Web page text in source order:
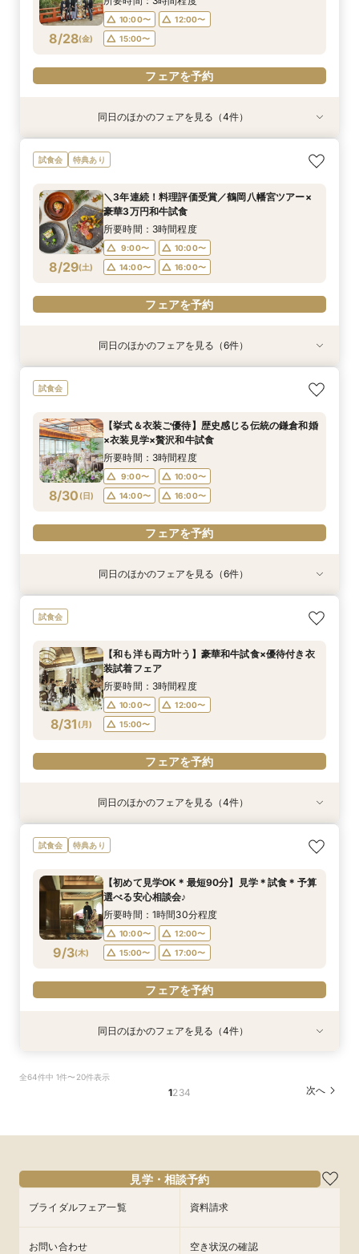
フェアを予約
フェアを予約
フェアを予約
フェアを予約
8/28(金)
10:00〜
12:00〜
15:00〜
フェアを予約
特典あり
8/28(金)
【初めて見学OK＊最短90分】見学＊試食＊予算
選べる安心相談会♪
10:00〜
12:00〜
15:00〜
17:00〜
フェアを予約
特典あり
8/28(金)
【和も洋も両方叶う】豪華和牛試食×優待付き衣
裳見学フェア
10:00〜
12:00〜
15:00〜
フェアを予約
8/28(金)
【タイパ重視！60分で完結◎】オンラインで会
場案内＆相談会
10:00〜
12:00〜
15:00〜
17:00〜
フェアを予約
特典あり
8/28(金)
【八幡宮＆KOTOWAが第一希望の方必見！】特
別ご優待フェア
10:00〜
12:00〜
15:00〜
フェアを予約
同日のほかのフェアを見る（4件）
試食会 特典あり
8/29(土)
＼3年連続！料理評価受賞／鶴岡八幡宮ツアー×
豪華3万円和牛試食
所要時間：3時間程度
9:00〜
10:00〜
14:00〜
16:00〜
フェアを予約
特典あり
8/29(土)
【6名～30名の少人数婚】挙式＆会食Newプラ
9:00〜
10:00〜
14:00〜
16:00〜
フェアを予約
8/29(土)
【和も洋も両方叶う】豪華和牛試食×優待付き衣
9:00〜
10:00〜
14:00〜
16:00〜
フェアを予約
特典あり
8/29(土)
【八幡宮＆KOTOWAが第一希望の方必見！】特
9:00〜
10:00〜
14:00〜
16:00〜
フェアを予約
特典あり
8/29(土)
【初めての見学にオススメ】安心和婚相談×贅沢
9:00〜
10:00〜
14:00〜
16:00〜
フェアを予約
特典あり
8/29(土)
【気軽に90分】見学＊試食＊見積もり等選べる
9:00〜
10:00〜
14:00〜
16:00〜
フェアを予約
8/29(土)
【タイパ重視！60分で完結◎】オンラインで会
9:30〜
10:00〜
14:00〜
16:00〜
フェアを予約
同日のほかのフェアを見る（6件）
試食会
8/30 (日)
【挙式＆衣装ご優待】歴史感じる伝統の鎌倉和婚
×衣装見学×贅沢和牛試食
所要時間：3時間程度
9:00〜
10:00〜
14:00〜
16:00〜
フェアを予約
特典あり
8/30(日)
【初めての見学にオススメ】安心和婚相談×贅沢
9:00〜
14:00〜
16:00〜
フェアを予約
8/30(日)
【6名～30名の少人数婚】挙式＆会食Newプラ
9:00〜
14:00〜
16:00〜
フェアを予約
8/30(日)
【和も洋も両方叶う】豪華和牛試食×優待付き衣
9:00〜
14:00〜
16:00〜
フェアを予約
特典あり
8/30(日)
【八幡宮＆KOTOWAが第一希望の方必見！】特
9:00〜
14:00〜
16:00〜
フェアを予約
特典あり
8/30(日)
【気軽に90分】見学＊試食＊見積もり等選べる
9:00〜
14:00〜
16:00〜
フェアを予約
8/30(日)
【タイパ重視！60分で完結◎】オンラインで会
9:30〜
14:00〜
16:00〜
フェアを予約
同日のほかのフェアを見る（6件）
試食会
8/31 (月)
【和も洋も両方叶う】豪華和牛試食×優待付き衣
装試着フェア
所要時間：3時間程度
10:00〜
12:00〜
15:00〜
フェアを予約
特典あり
8/31(月 )
【初めて見学OK＊最短90分】見学＊試食＊予算
選べる安心相談会♪
10:00〜
12:00〜
15:00〜
17:00〜
フェアを予約
特典あり
8/31(月 )
【6名～30名の少人数婚】挙式＆会食Newプラ
ン誕生！無料試食付
10:00〜
12:00〜
15:00〜
フェアを予約
8/31(月 )
【タイパ重視！60分で完結◎】オンラインで会
場案内＆相談会
10:00〜
12:00〜
15:00〜
17:00〜
フェアを予約
特典あり
8/31(月 )
【八幡宮＆KOTOWAが第一希望の方必見！】特
別ご優待フェア
10:00〜
12:00〜
15:00〜
フェアを予約
同日のほかのフェアを見る（4件）
試食会 特典あり
9/3(木)
【初めて見学OK＊最短90分】見学＊試食＊予算
選べる安心相談会♪
所要時間：1時間30分程度
10:00〜
12:00〜
15:00〜
17:00〜
フェアを予約
特典あり
9/3
裳見学フェア
フェアを予約
特典あり
9/3
ン誕生！無料試食付
フェアを予約
9/3
場案内＆相談会
フェアを予約
特典あり
9/3
別ご優待フェア
フェアを予約
同日のほかのフェアを見る（4件）
全64件中 1件〜20件表示
1234 次へ
見学・相談予約
ブライダルフェア一覧 資料請求
お問い合わせ 空き状況の確認